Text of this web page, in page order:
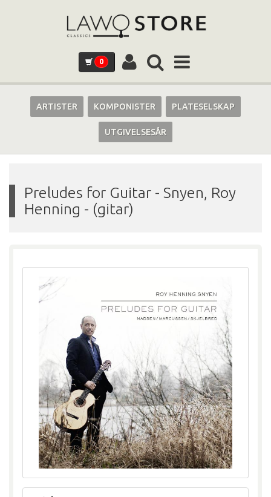
0
ARTISTER KOMPONISTER PLATESELSKAP
UTGIVELSESÅR
Preludes for Guitar - Snyen, Roy
Henning - (gitar)